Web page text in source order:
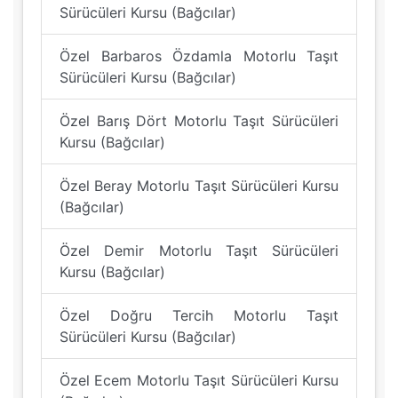
Sürücüleri Kursu (Bağcılar)
Özel Barbaros Özdamla Motorlu Taşıt
Sürücüleri Kursu (Bağcılar)
Özel Barış Dört Motorlu Taşıt Sürücüleri
Kursu (Bağcılar)
Özel Beray Motorlu Taşıt Sürücüleri Kursu
(Bağcılar)
Özel Demir Motorlu Taşıt Sürücüleri
Kursu (Bağcılar)
Özel Doğru Tercih Motorlu Taşıt
Sürücüleri Kursu (Bağcılar)
Özel Ecem Motorlu Taşıt Sürücüleri Kursu